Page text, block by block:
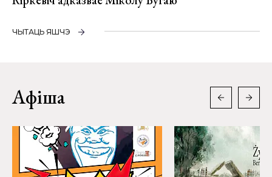
ЧЫТАЦЬ ЯШЧЭ
Афіша